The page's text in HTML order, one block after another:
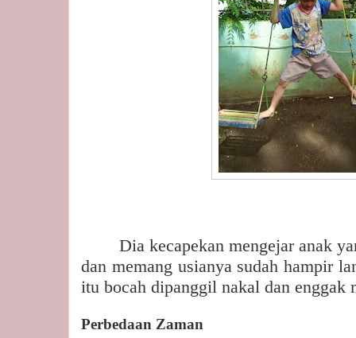
Dia kecapekan mengejar anak
dan memang usianya sudah hampir
itu bocah dipanggil nakal dan enggak
Perbedaan Zaman